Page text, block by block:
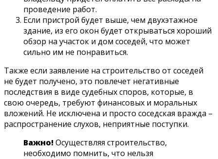
проведение работ.
Если пристрой будет выше, чем двухэтажное
здание, из его окон будет открываться хороший
обзор на участок и дом соседей, что может
сильно им не понравиться.
Также если заявление на строительство от соседей
не будет получено, это повлечет негативные
последствия в виде судебных споров, которые, в
свою очередь, требуют финансовых и моральных
вложений. Не исключена и просто соседская вражда –
распространение слухов, неприятные поступки.
Важно!Осуществляя строительство,
необходимо помнить, что нельзя